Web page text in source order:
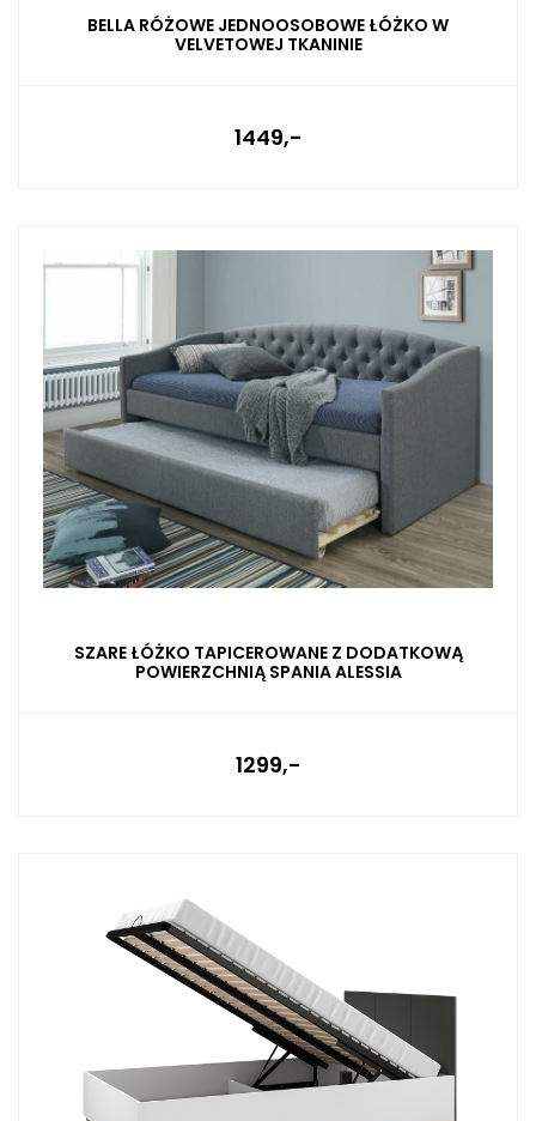
BELLA RÓŻOWE JEDNOOSOBOWE ŁÓŻKO W
VELVETOWEJ TKANINIE
1449,-
SZARE ŁÓŻKO TAPICEROWANE Z DODATKOWĄ
POWIERZCHNIĄ SPANIA ALESSIA
1299,-